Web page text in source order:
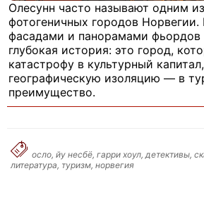
Олесунн часто называют одним
фотогеничных городов
фасадами и панорамами фьордов
глубокая история: это город,
катастрофу в культурный
географическую изоляцию — в
преимущество.
осло, йу несбё, гарри хоул, детективы,
литература, туризм, норвегия